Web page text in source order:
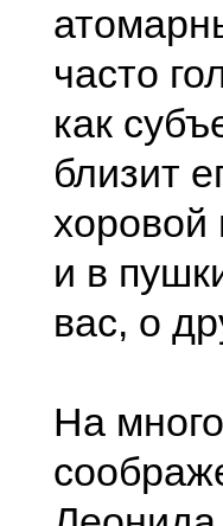
часто
как
близит
хоровой
и в
вас, о
На